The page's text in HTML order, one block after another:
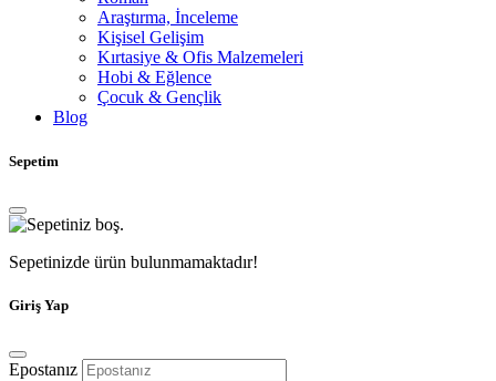
Araştırma, İnceleme
Kişisel Gelişim
Kırtasiye & Ofis Malzemeleri
Hobi & Eğlence
Çocuk & Gençlik
Blog
Sepetim
Sepetinizde ürün bulunmamaktadır!
Giriş Yap
Epostanız